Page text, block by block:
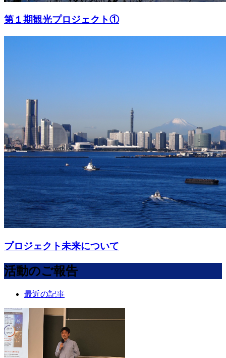
第１期観光プロジェクト①
プロジェクト未来について
活動のご報告
最近の記事